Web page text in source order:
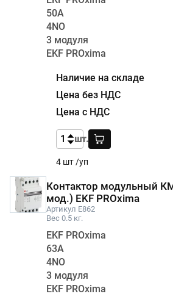
50А
4NО
3 модуля
EKF PROxima
4 шт /уп
шт.
Контактор модульный
мод.) EKF PROxima
Артикул E862
Вес 0.5 кг.
EKF PROxima
63А
4NО
3 модуля
EKF PROxima